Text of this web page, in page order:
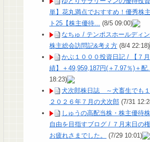
単】花丸満点でおすすめ！優秀株
ト25【株主優待...
(8/5 09:00)
なちゅ / テンポスホールディ
株主総会訪問記&考え方 (8/4 22:18)
かぶ１０００投資日記 / 【７
績】＋49,959,187円(＋7.97％)＋配...
18:23)
犬次郎株日誌 ～犬畜生でも
２０２６年７月の犬次郎 (7/31
しゅうの高配当株・株主優待
自由を目指すブログ / ７月末日の権
お疲れさまでした。
(7/29 10:01)